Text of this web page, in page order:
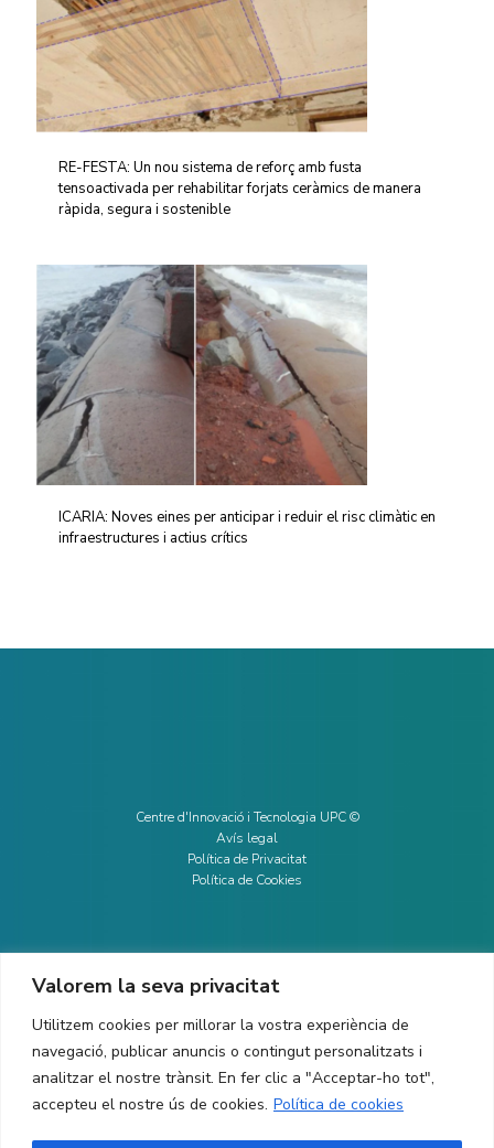
Valorem la seva privacitat
Utilitzem cookies per millorar la vostra experiència de
navegació, publicar anuncis o contingut personalitzats i
analitzar el nostre trànsit. En fer clic a "Acceptar-ho tot",
accepteu el nostre ús de cookies. Política de cookies
RE-FESTA: Un nou sistema de reforç amb fusta
tensoactivada per rehabilitar forjats ceràmics de manera
ràpida, segura i sostenible
ICARIA: Noves eines per anticipar i reduir el risc climàtic en
infraestructures i actius crítics
Centre d'Innovació i Tecnologia UPC ©
Avís legal
Política de Privacitat
Política de Cookies
CONTACTE
Ed. K2M (Planta 1, Oficina 106)
C/ Jordi Girona 1-3
08034 Barcelona (Espanya)
+34 93 405 44 03